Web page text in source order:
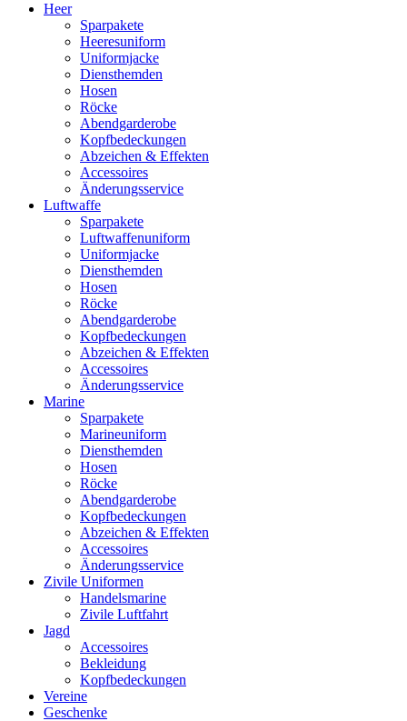
Heer
Sparpakete
Heeresuniform
Uniformjacke
Diensthemden
Hosen
Röcke
Abendgarderobe
Kopfbedeckungen
Abzeichen & Effekten
Accessoires
Änderungsservice
Luftwaffe
Sparpakete
Luftwaffenuniform
Uniformjacke
Diensthemden
Hosen
Röcke
Abendgarderobe
Kopfbedeckungen
Abzeichen & Effekten
Accessoires
Änderungsservice
Marine
Sparpakete
Marineuniform
Diensthemden
Hosen
Röcke
Abendgarderobe
Kopfbedeckungen
Abzeichen & Effekten
Accessoires
Änderungsservice
Zivile Uniformen
Handelsmarine
Zivile Luftfahrt
Jagd
Accessoires
Bekleidung
Kopfbedeckungen
Vereine
Geschenke